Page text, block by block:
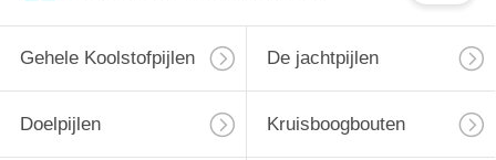
Gehele Koolstofpijlen De jachtpijlen
Doelpijlen Kruisboogbouten